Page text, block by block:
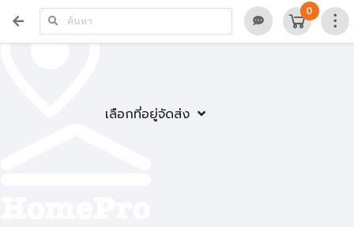
เลือกที่อยู่จัดส่ง
0